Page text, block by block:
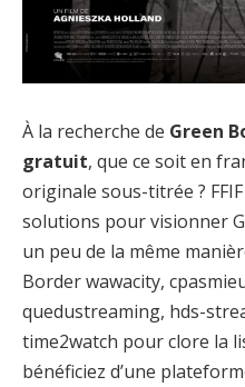
À la recherche de Green
gratuit, que ce soit en
originale sous-titrée ?
solutions pour visionner
un peu de la même
Border wawacity,
quedustreaming, hds-
time2watch pour clore la
bénéficiez d’une